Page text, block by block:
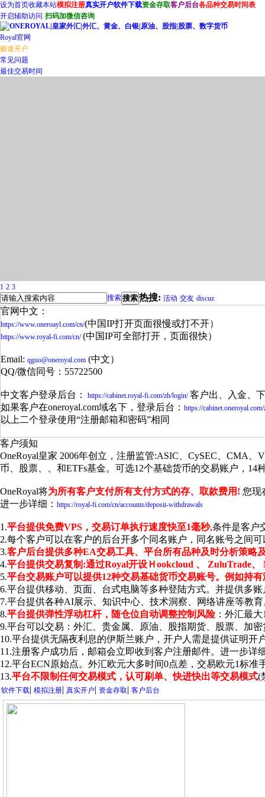
设为首页收藏本站模拟注册真实开户软件下载资金存取客户后台各品种交易时间表
开启辅助访问 扫码加微信咨询
Royal官网
极速开户
常见问题
最佳交易时间
1 2 3
搜索搜索热搜: 活动 交友 discuz
官网中文：
https://www.oneroayl.com/cn/(中国IP打开页面很慢或打不开）
https://www.royal-fi.com/cn/(中国IP可全部打开，页面很快）
Email: qguo@oneroyal.com (中文）
QQ/微信同号：55722500
中文客户登录后台： https://cabinet.royal-fi.com/zh/login/客户出、入金、
如果客户在oneroyal.com域名下，登录后台： https://
以上二个登录使用“注册邮箱和密码”相同
客户须知
OneRoyal皇家 2006年创立，注册监管:ASIC、CySEC、CMA
币、股票、、和ETFs基金。可选12个基础货币的交易账户，14
OneRoyal将为所有客户支付所有支付方式的存、取款费用! 您现
进一步详细： https://royal-fi.com/cn/accounts/deposit-withdrawals
1.平台提供免费VPS，交易订单执行速度快至1毫秒,条件是客户
2.每个客户可以在客户的后台开多个同名账户，同名账号之间
3.客户后台提供多种EA交易工具、平台所有品种及时分析策略
4.平台提供交易复制:通过Royal开设Ｈookcloud 、 ZuluTrade
5.平台交易账户可以提供12种交易基础货币交易账号。例如持
6.平台提供移动、页面、台式电脑等多种登陆方式。并提供多
7.平台提供各种AI展示、知识中心、技术洞察、网络讲座等教育
8.平台提供弹性浮动杠杆，随仓位自动调整控制风险：外汇最大
9.平台可以交易：外汇、贵金属、原油、股指期货、股票、加密
10.平台提供无隔夜利息的伊斯兰账户，开户人需是提供证明开
11.注册客户成功后，邮箱会立即收到客户注册邮件。进一步详
12.平台ECN原始点。外汇欧元大多时间0点差，交易欧元1标准
13.平台不限制任何交易模式，认可刷单、快进快出等交易模式(
软件下载| 模拟注册| 真实开户| 资金存取| 客户后台